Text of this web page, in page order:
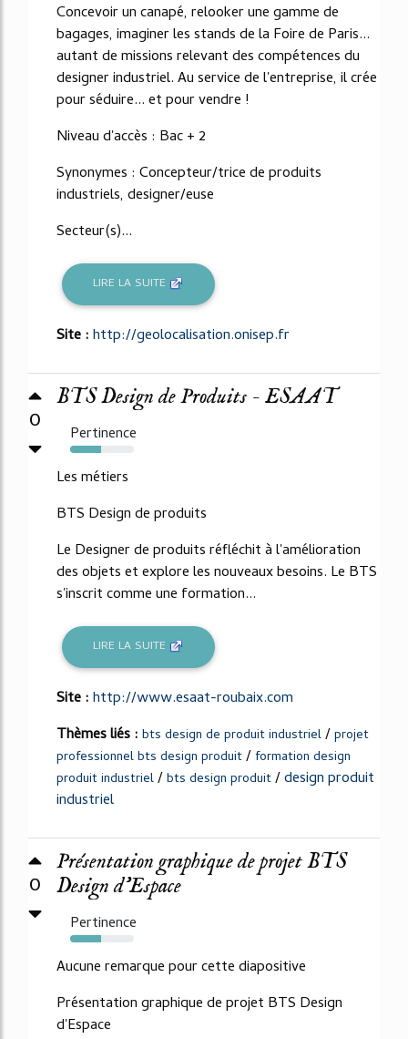
Concevoir un canapé, relooker une gamme de
bagages, imaginer les stands de la Foire de Paris...
autant de missions relevant des compétences du
designer industriel. Au service de l'entreprise, il crée
pour séduire... et pour vendre !
Niveau d'accès : Bac + 2
Synonymes : Concepteur/trice de produits
industriels, designer/euse
Secteur(s)...
LIRE LA SUITE
Site :http://geolocalisation.onisep.fr
0
BTS Design de Produits - ESAAT
Pertinence
49%
Les métiers
BTS Design de produits
Le Designer de produits réfléchit à l'amélioration
des objets et explore les nouveaux besoins. Le BTS
s'inscrit comme une formation...
LIRE LA SUITE
Site :http://www.esaat-roubaix.com
Thèmes liés : bts design de produit industriel/projet
professionnel bts design produit/formation design
produit industriel/bts design produit/design produit
industriel
0
Présentation graphique de projet BTS
Design d'Espace
Pertinence
49%
Aucune remarque pour cette diapositive
Présentation graphique de projet BTS Design
d'Espace